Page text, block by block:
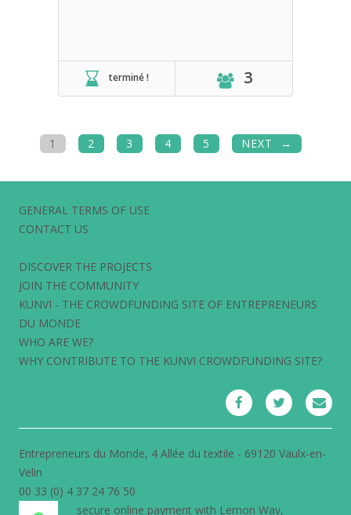
terminé ! 3
1 2 3 4 5 NEXT
GENERAL TERMS OF USE
CONTACT US
DISCOVER THE PROJECTS
JOIN THE COMMUNITY
KUNVI - THE CROWDFUNDING SITE OF ENTREPRENEURS
DU MONDE
WHO ARE WE?
WHY CONTRIBUTE TO THE KUNVI CROWDFUNDING SITE?
Entrepreneurs du Monde, 4 Allée du textile - 69120 Vaulx-en-
Velin
00 33 (0) 4 37 24 76 50
secure online payment with Lemon Way,